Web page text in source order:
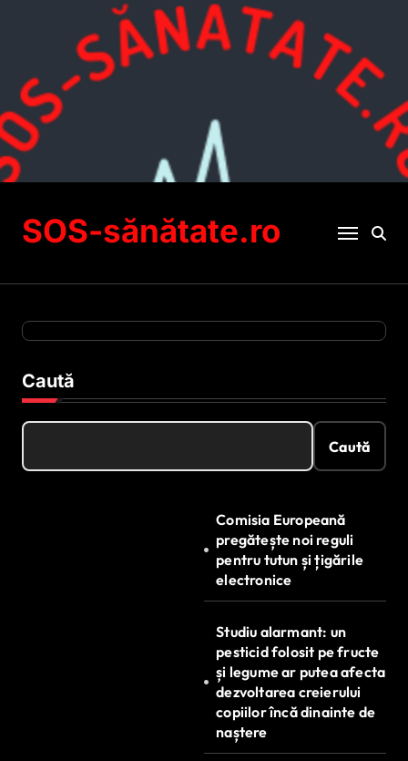
SOS-sănătate.ro
Caută
Caută
Comisia Europeană
pregătește noi reguli
pentru tutun și țigările
electronice
Studiu alarmant: un
pesticid folosit pe fructe
și legume ar putea afecta
dezvoltarea creierului
copiilor încă dinainte de
naștere